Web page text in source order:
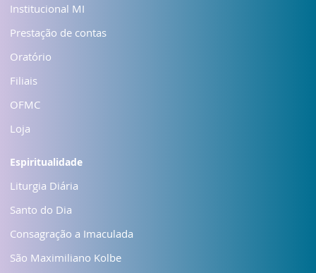
Institucional MI
Prestação de contas
Oratório
Filiais
OFMC
Loja
Espiritualidade
Liturgia Diária
Santo do Dia
Consagração a Imaculada
São Maximiliano Kolbe